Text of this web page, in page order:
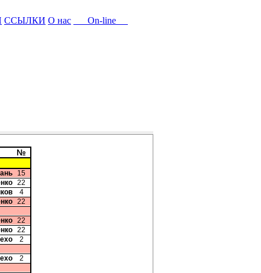
ССЫЛКИ О нас
On-line
№
15
22
4
22
22
22
2
2